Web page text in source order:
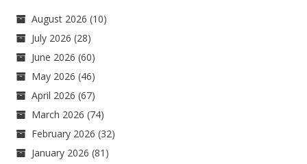
August 2026 (10)
July 2026 (28)
June 2026 (60)
May 2026 (46)
April 2026 (67)
March 2026 (74)
February 2026 (32)
January 2026 (81)